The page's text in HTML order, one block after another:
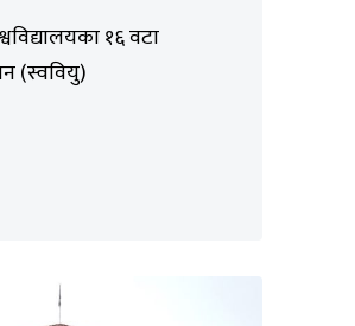
१६ वटा
(स्ववियु)